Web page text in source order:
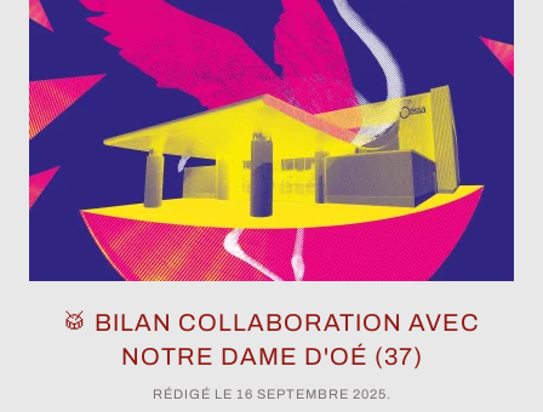
🥁 BILAN COLLABORATION AVEC
NOTRE DAME D'OÉ (37)
RÉDIGÉ LE 16 SEPTEMBRE 2025